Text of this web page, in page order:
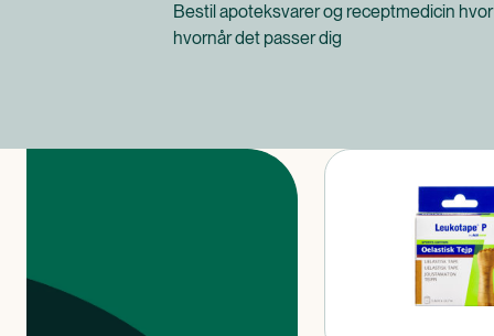
Bestil apoteksvarer og receptmedicin
hvornår det passer dig